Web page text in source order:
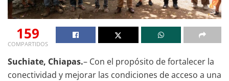
159
COMPARTIDOS
Suchiate, Chiapas.– Con el propósito de fortalecer la
conectividad y mejorar las condiciones de acceso a una